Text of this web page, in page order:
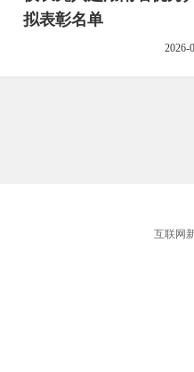
拟表彰名单
2026-
互联网